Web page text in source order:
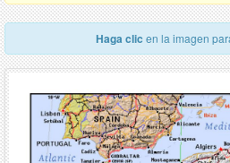
Haga clic en la imagen